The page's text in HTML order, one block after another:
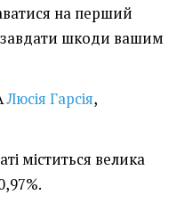
на перший
шкоди вашим
Люсія Гарсія,
міститься велика